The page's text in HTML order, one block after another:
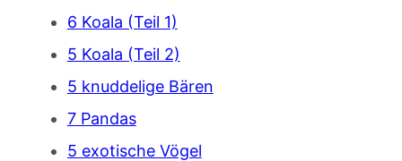
6 Koala (Teil 1)
5 Koala (Teil 2)
5 knuddelige Bären
7 Pandas
5 exotische Vögel